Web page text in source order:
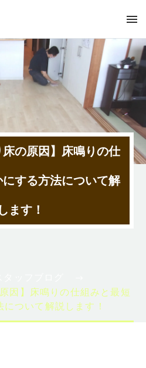
床の原因】床鳴りの仕
する方法について解
ます！
因】床鳴りの仕組みと最短
ついて解説します！